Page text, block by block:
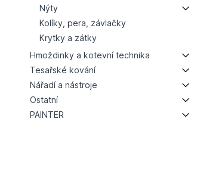
Nýty
Kolíky, pera, závlačky
Krytky a zátky
Hmoždinky a kotevní technika
Tesařské kování
Nářadí a nástroje
Ostatní
PAINTER